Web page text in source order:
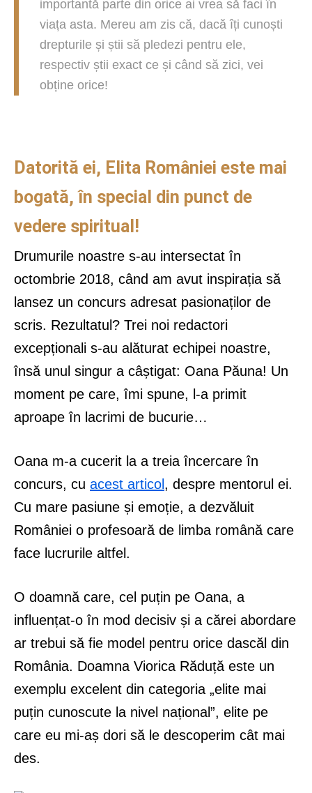
importantă parte din orice ai vrea să faci în
viața asta. Mereu am zis că, dacă îți cunoști
drepturile și știi să pledezi pentru ele,
respectiv știi exact ce și când să zici, vei
obține orice!
Datorită ei, Elita României este mai
bogată, în special din punct de
vedere spiritual!
Drumurile noastre s-au intersectat în
octombrie 2018, când am avut inspirația să
lansez un concurs adresat pasionaților de
scris. Rezultatul? Trei noi redactori
excepționali s-au alăturat echipei noastre,
însă unul singur a câștigat: Oana Păuna! Un
moment pe care, îmi spune, l-a primit
aproape în lacrimi de bucurie…
Oana m-a cucerit la a treia încercare în
concurs, cu acest articol, despre mentorul ei.
Cu mare pasiune și emoție, a dezvăluit
României o profesoară de limba română care
face lucrurile altfel.
O doamnă care, cel puțin pe Oana, a
influențat-o în mod decisiv și a cărei abordare
ar trebui să fie model pentru orice dascăl din
România. Doamna Viorica Răduță este un
exemplu excelent din categoria „elite mai
puțin cunoscute la nivel național”, elite pe
care eu mi-aș dori să le descoperim cât mai
des.